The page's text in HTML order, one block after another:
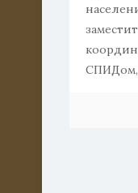
СПИДом,